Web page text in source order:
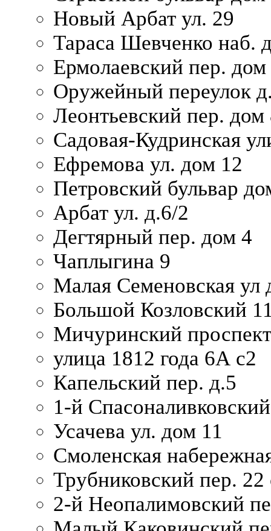
Новый Арбат ул. 29
Тараса Шевченко наб.
Ермолаевский пер. дом
Оружейный переулок
Леонтьевский пер. дом
Садовая-Кудринская
Ефремова ул. дом 12
Петровский бульвар
Арбат ул. д.6/2
Дегтярный пер. дом 4
Чаплыгина 9
Малая Семеновская ул
Большой Козловский
Мичуринский
улица 1812 года 6А с2
Капельский пер. д.5
1-й
Усачева ул. дом 11
Смоленская
Трубниковский пер. 22
2-й Неопалимовский